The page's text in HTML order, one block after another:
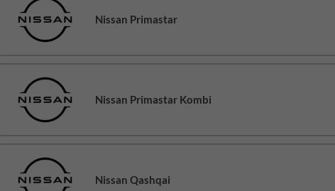
Nissan Primastar
Nissan Primastar Kombi
Nissan Qashqai